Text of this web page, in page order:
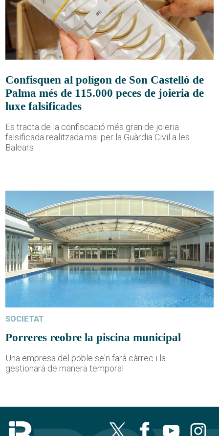
Confisquen al polígon de Son Castelló de
Palma més de 115.000 peces de joieria de
luxe falsificades
Es tracta de la confiscació més gran de joieria
falsificada realitzada mai per la Guàrdia Civil a les
Balears
SOCIETAT
Porreres reobre la piscina municipal
Una empresa del poble se'n farà càrrec i la
gestionarà de manera temporal